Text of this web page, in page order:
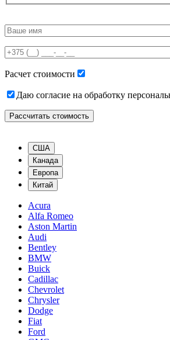
leave
field
empty.
Расчет стоимости
Даю согласие на обработку
США
Канада
Европа
Китай
Acura
Alfa Romeo
Aston Martin
Audi
Bentley
BMW
Buick
Cadillac
Chevrolet
Chrysler
Dodge
Fiat
Ford